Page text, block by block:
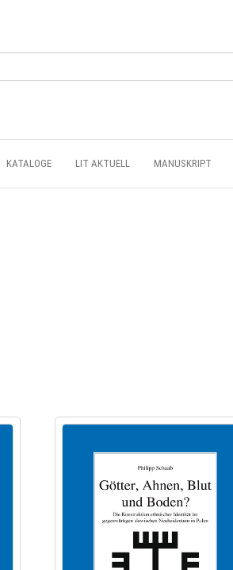
KATALOGE LIT AKTUELL MANUSKRIPT